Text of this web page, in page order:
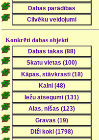
Konkrēti dabas objekti